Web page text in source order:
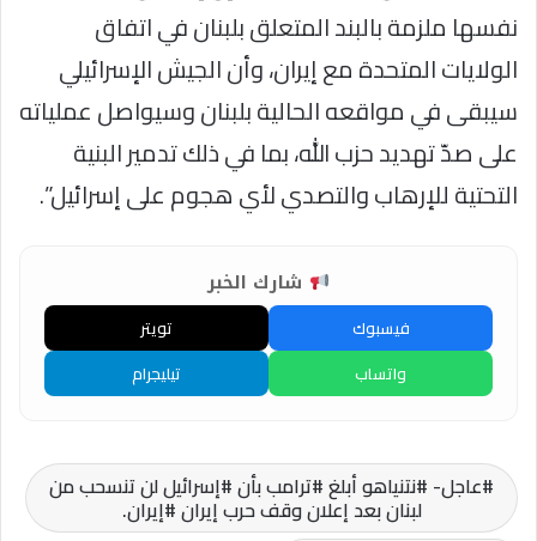
نفسها ملزمة بالبند المتعلق بلبنان في اتفاق
الولايات المتحدة مع إيران، وأن الجيش الإسرائيلي
سيبقى في مواقعه الحالية بلبنان وسيواصل عملياته
على صدّ تهديد حزب الله، بما في ذلك تدمير البنية
التحتية للإرهاب والتصدي لأي هجوم على إسرائيل”.
شارك الخبر
فيسبوك
تويتر
واتساب
تيليجرام
عاجل- #نتنياهو أبلغ #ترامب بأن #إسرائيل لن تنسحب من
لبنان بعد إعلان وقف حرب إيران #إيران.